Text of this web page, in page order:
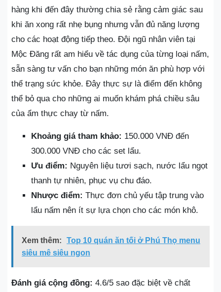
hàng khi đến đây thường chia sẻ rằng cảm giác sau
khi ăn xong rất nhẹ bụng nhưng vẫn đủ năng lượng
cho các hoạt động tiếp theo. Đội ngũ nhân viên tại
Mộc Đăng rất am hiểu về tác dụng của từng loại nấm,
sẵn sàng tư vấn cho bạn những món ăn phù hợp với
thể trạng sức khỏe. Đây thực sự là điểm đến không
thể bỏ qua cho những ai muốn khám phá chiều sâu
của ẩm thực chay từ nấm.
Khoảng giá tham khảo: 150.000 VNĐ đến
300.000 VNĐ cho các set lẩu.
Ưu điểm: Nguyên liệu tươi sạch, nước lẩu ngọt
thanh tự nhiên, phục vụ chu đáo.
Nhược điểm: Thực đơn chủ yếu tập trung vào
lẩu nấm nên ít sự lựa chọn cho các món khô.
Xem thêm:
Top 10 quán ăn tối ở Phú Thọ menu
siêu mê siêu ngon
Đánh giá cộng đồng: 4.6/5 sao đặc biệt về chất